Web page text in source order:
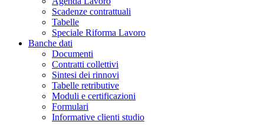
Scadenze contrattuali
Tabelle
Speciale Riforma Lavoro
Banche dati
Documenti
Contratti collettivi
Sintesi dei rinnovi
Tabelle retributive
Moduli e certificazioni
Formulari
Informative clienti studio